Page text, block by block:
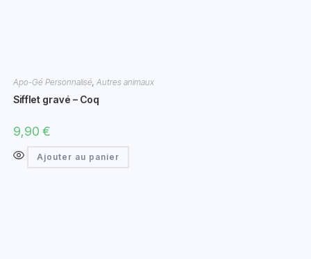
Apo-Gé Personnalisé, Autres animaux
Sifflet gravé – Coq
9,90 €
Ajouter au panier